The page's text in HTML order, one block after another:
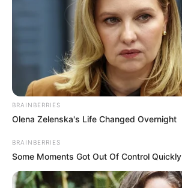
BRAINBERRIES
Olena Zelenska's Life Changed Overnight
BRAINBERRIES
Some Moments Got Out Of Control Quickly